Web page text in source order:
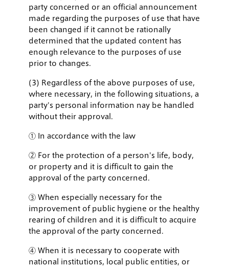
party concerned or an official announcement
made regarding the purposes of use that have
been changed if it cannot be rationally
determined that the updated content has
enough relevance to the purposes of use
prior to changes.
(3) Regardless of the above purposes of use,
where necessary, in the following situations, a
party's personal information nay be handled
without their approval.
① In accordance with the law
② For the protection of a person's life, body,
or property and it is difficult to gain the
approval of the party concerned.
③ When especially necessary for the
improvement of public hygiene or the healthy
rearing of children and it is difficult to acquire
the approval of the party concerned.
④ When it is necessary to cooperate with
national institutions, local public entities, or